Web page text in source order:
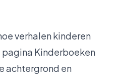
verhalen kinderen
pagina Kinderboeken
achtergrond en